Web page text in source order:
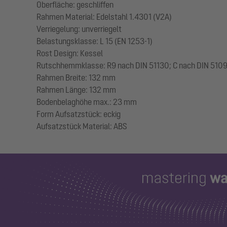
Oberfläche: geschliffen
Rahmen Material: Edelstahl 1.4301 (V2A)
Verriegelung: unverriegelt
Belastungsklasse: L 15 (EN 1253-1)
Rost Design: Kessel
Rutschhemmklasse: R9 nach DIN 51130; C nach DIN
Rahmen Breite: 132 mm
Rahmen Länge: 132 mm
Bodenbelaghöhe max.: 23 mm
Form Aufsatzstück: eckig